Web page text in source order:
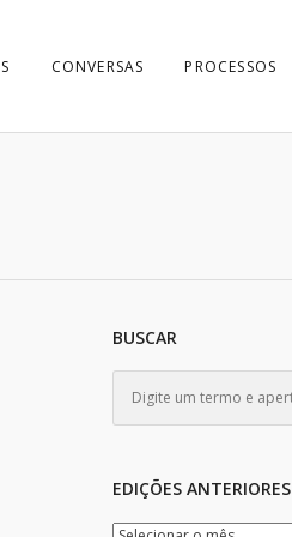
CONVERSAS PROCESSOS
BUSCAR
EDIÇÕES ANTERIORES